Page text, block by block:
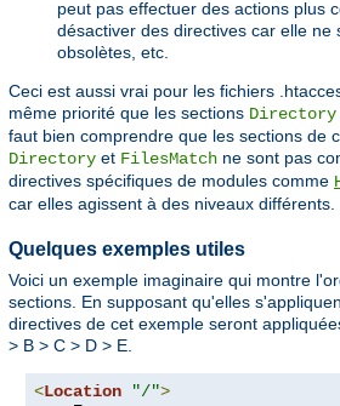
peut pas effectuer des actions plus
désactiver des directives car elle ne
obsolètes, etc.
Ceci est aussi vrai pour les fichiers
même priorité que les sections Directory
faut bien comprendre que les sections de
Directory et FilesMatch ne sont pas
directives spécifiques de modules comme
car elles agissent à des niveaux différents.
Quelques exemples utiles
Voici un exemple imaginaire qui montre
sections. En supposant qu'elles
directives de cet exemple seront
> B > C > D > E.
<Location "/">